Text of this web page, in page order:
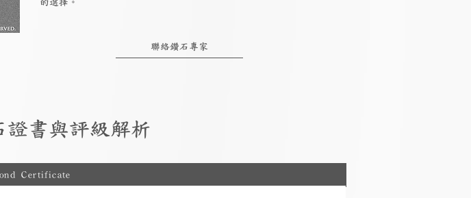
的選擇。
聯絡鑽石專家
書與評級解析
Certificate